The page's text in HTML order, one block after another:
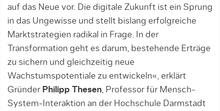
auf das Neue vor. Die digitale Zukunft ist ein Sprung
in das Ungewisse und stellt bislang erfolgreiche
Marktstrategien radikal in Frage. In der
Transformation geht es darum, bestehende Erträge
zu sichern und gleichzeitig neue
Wachstumspotentiale zu entwickeln«, erklärt
Gründer Philipp Thesen, Professor für Mensch-
System-Interaktion an der Hochschule Darmstadt